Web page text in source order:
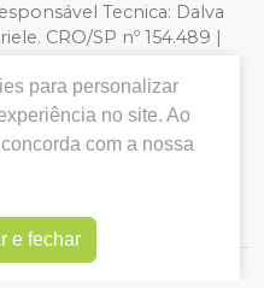
Tecnica: Dalva
CRO/SP nº 154.489 |
da loja virtual estão
de divergência de preços
de Compra. Não
nos reservamos o
para personalizar
no site. Ao
com a nossa
e fechar